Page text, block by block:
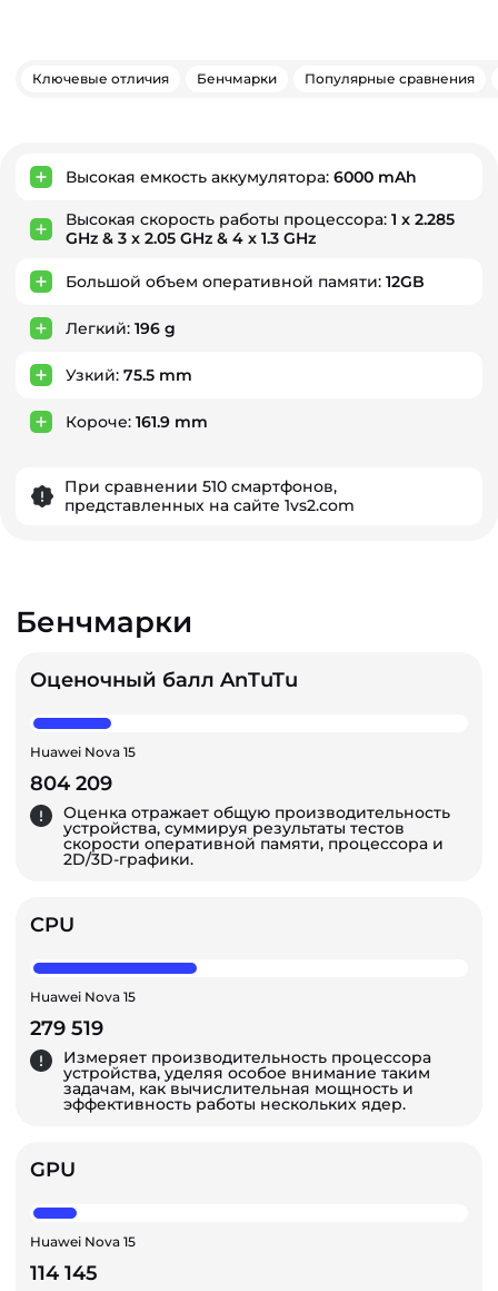
Ключевые отличия Бенчмарки Популярные сравнения
Ключевые преимущества
Высокая емкость аккумулятора: 6000 mAh
Высокая скорость работы процессора: 1 x 2.285
GHz & 3 x 2.05 GHz & 4 x 1.3 GHz
Большой объем оперативной памяти: 12GB
Легкий: 196 g
Узкий: 75.5 mm
Короче: 161.9 mm
При сравнении 510 смартфонов,
представленных на сайте 1vs2.com
Бенчмарки
Оценочный балл AnTuTu
Huawei Nova 15
804 209
Оценка отражает общую производительность
устройства, суммируя результаты тестов
скорости оперативной памяти, процессора и
2D/3D-графики.
CPU
Huawei Nova 15
279 519
Измеряет производительность процессора
устройства, уделяя особое внимание таким
задачам, как вычислительная мощность и
эффективность работы нескольких ядер.
GPU
Huawei Nova 15
114 145